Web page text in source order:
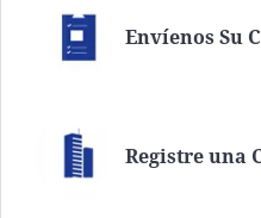
Envíenos Su
Registre una